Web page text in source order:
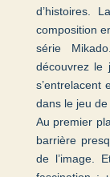
d’histoires.
composition
série
découvrez le
s’entrelacent
dans le jeu de
Au premier
barrière
de l’image.